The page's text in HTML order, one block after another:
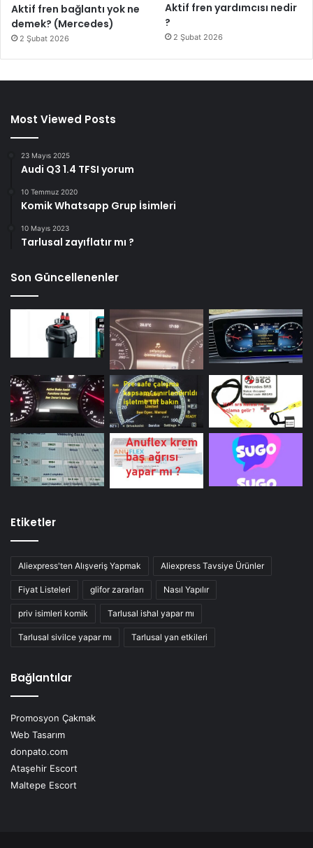
Aktif fren bağlantı yok ne
demek? (Mercedes)
2 Şubat 2026
Aktif fren yardımcısı nedir
?
2 Şubat 2026
Most Viewed Posts
23 Mayıs 2025
Audi Q3 1.4 TFSI yorum
10 Temmuz 2020
Komik Whatsapp Grup İsimleri
10 Mayıs 2023
Tarlusal zayıflatır mı ?
Son Güncellenenler
Etiketler
Aliexpress'ten Alışveriş Yapmak Aliexpress Tavsiye Ürünler
Fiyat Listeleri glifor zararları Nasıl Yapılır
priv isimleri komik Tarlusal ishal yapar mı
Tarlusal sivilce yapar mı Tarlusal yan etkileri
Bağlantılar
Promosyon Çakmak
Web Tasarım
donpato.com
Ataşehir Escort
Maltepe Escort